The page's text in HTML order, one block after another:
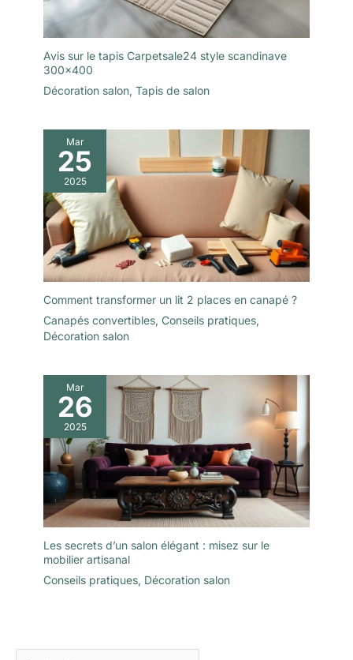
Avis sur le tapis Carpetsale24 style scandinave
300×400
Décoration salon, Tapis de salon
Mar
25
2025
Comment transformer un lit 2 places en canapé ?
Canapés convertibles, Conseils pratiques,
Décoration salon
Mar
26
2025
Les secrets d’un salon élégant : misez sur le
mobilier artisanal
Conseils pratiques, Décoration salon